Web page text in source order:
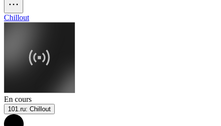
Chillout
En cours
101.ru: Chillout